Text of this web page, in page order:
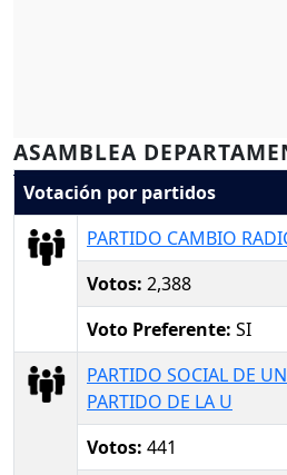
ASAMBLEA
Votación por partidos
PARTIDO CAMBIO
Votos: 2,388
Voto Preferente: SI
PARTIDO SOCIAL DE
PARTIDO DE LA U
Votos: 441